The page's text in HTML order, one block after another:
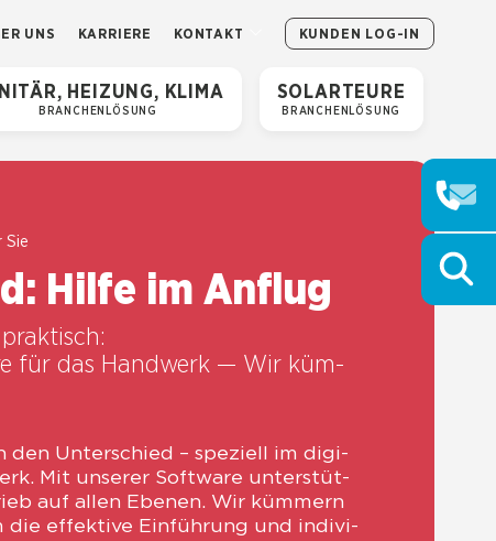
UNS KAR­RIE­RE KON­TAKT KUN­DEN LOG-IN
HEI­ZUNG, KLI­MA
BRAN­CHEN­LÖ­SUNG
SOLAR­TEU­RE
BRAN­CHEN­LÖ­SUNG
Sie
Hil­fe im Anflug
für das Hand­werk — Wir küm­
den Unter­schied – spe­zi­ell im digi­
Mit unse­rer Soft­ware unter­stüt­
auf allen Ebe­nen. Wir küm­mern
die effek­ti­ve Ein­füh­rung und indi­vi­